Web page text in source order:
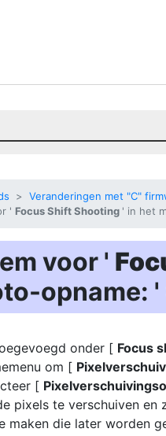
Veranderingen met "C"
' Focus Shift Shooting ' in het
voor '
opname: '
onder [ Focus
om [
[
pixels te verschuiven en
maken die later worden